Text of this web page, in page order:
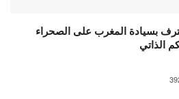
بسيادة المغرب على الصحراء
الذاتي